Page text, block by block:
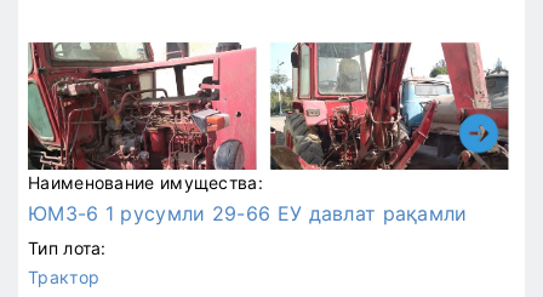
Наименование имущества:
ЮМЗ-6 1 русумли 29-66 EУ давлат рақамли
Тип лота:
Трактор